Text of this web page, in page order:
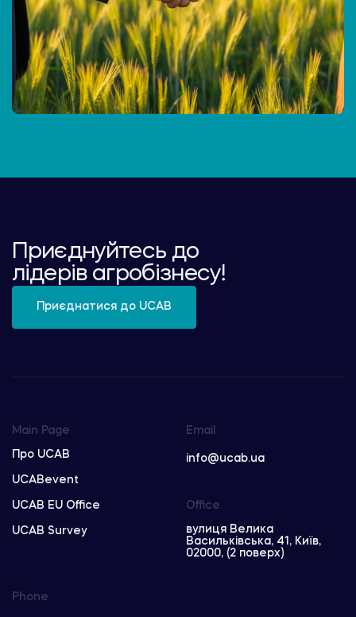
Приєднуйтесь до
лідерів агробізнесу!
Приєднатися до UCAB
Main Page
Про UCAB
UCABevent
UCAB EU Office
UCAB Survey
Email
info@ucab.ua
Phone
Office
вулиця Велика
Васильківська, 41, Київ,
02000, (2 поверх)